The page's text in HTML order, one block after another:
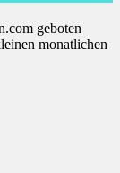
geboten
monatlichen